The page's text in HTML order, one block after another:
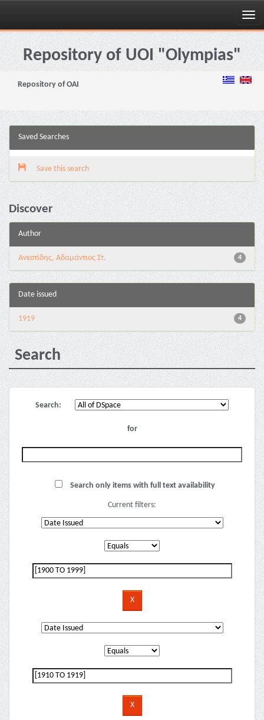
Skip
navigationRepository of UOI "Olympias"
Repository of OAI
Saved Searches
Save this search
Discover
Author
4
Ανεστίδης, Αδαμάντιος Στ.
Date issued
4
1919
Search
Search:
for
Search only items with full text availability
Current filters: